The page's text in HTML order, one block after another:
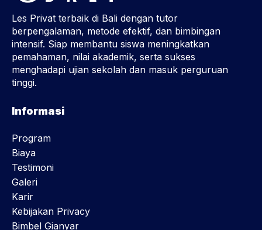
Les Privat terbaik di Bali dengan tutor
berpengalaman, metode efektif, dan bimbingan
intensif. Siap membantu siswa meningkatkan
pemahaman, nilai akademik, serta sukses
menghadapi ujian sekolah dan masuk perguruan
tinggi.
Informasi
Program
Biaya
Testimoni
Galeri
Karir
Kebijakan Privacy
Bimbel Gianyar